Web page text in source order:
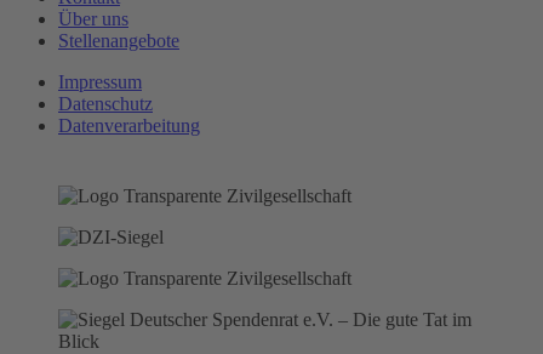
Über uns
Stellenangebote
Impressum
Datenschutz
Datenverarbeitung